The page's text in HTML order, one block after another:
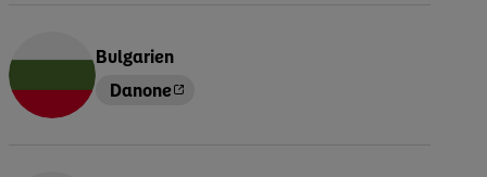
Bulgarien
Danone